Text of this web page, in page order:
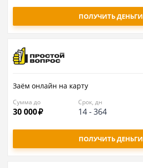
ПОЛУЧИТЬ ДЕНЬГИ
Заём онлайн на карту
Сумма до
30 000
Срок, дн
14-364
ПОЛУЧИТЬ ДЕНЬГИ